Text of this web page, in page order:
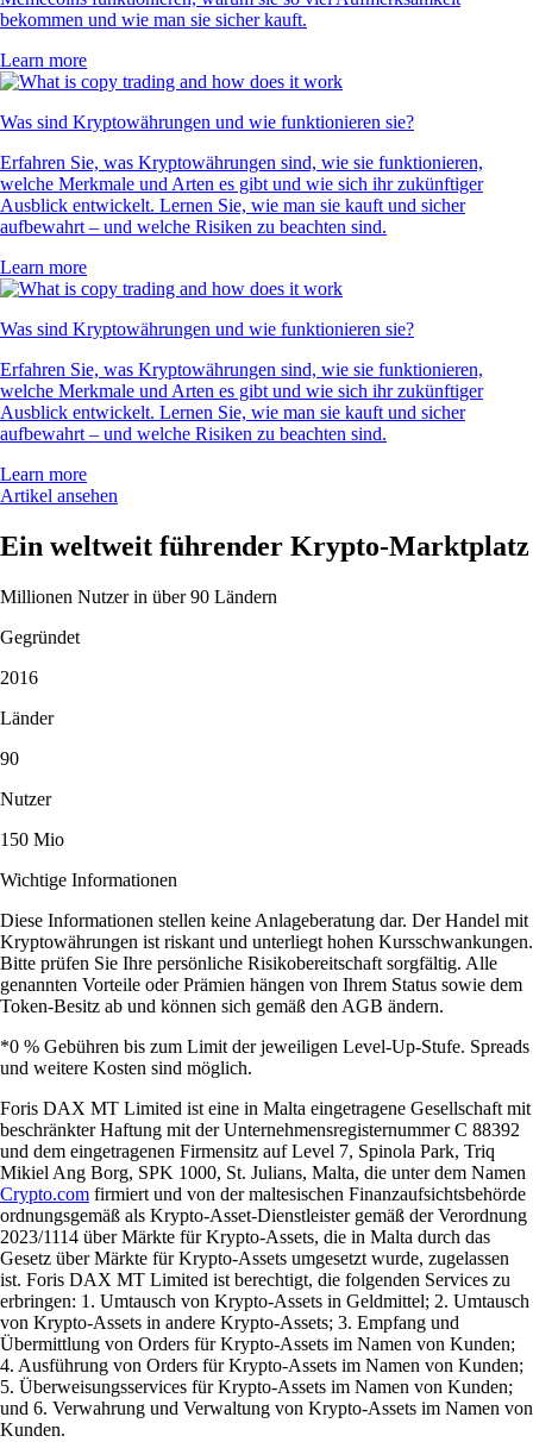
bekommen und wie man sie sicher kauft.
Learn more
Was sind Kryptowährungen und wie funktionieren sie?
Erfahren Sie, was Kryptowährungen sind, wie sie funktionieren,
welche Merkmale und Arten es gibt und wie sich ihr zukünftiger
Ausblick entwickelt. Lernen Sie, wie man sie kauft und sicher
aufbewahrt – und welche Risiken zu beachten sind.
Learn more
Was sind Kryptowährungen und wie funktionieren sie?
Erfahren Sie, was Kryptowährungen sind, wie sie funktionieren,
welche Merkmale und Arten es gibt und wie sich ihr zukünftiger
Ausblick entwickelt. Lernen Sie, wie man sie kauft und sicher
aufbewahrt – und welche Risiken zu beachten sind.
Learn more
Artikel ansehen
Ein weltweit führender Krypto-Marktplatz
Millionen Nutzer in über 90 Ländern
Gegründet
2016
Länder
90
Nutzer
150 Mio
Wichtige Informationen
Diese Informationen stellen keine Anlageberatung dar. Der Handel mit
Kryptowährungen ist riskant und unterliegt hohen Kursschwankungen.
Bitte prüfen Sie Ihre persönliche Risikobereitschaft sorgfältig. Alle
genannten Vorteile oder Prämien hängen von Ihrem Status sowie dem
Token-Besitz ab und können sich gemäß den AGB ändern.
*0 % Gebühren bis zum Limit der jeweiligen Level-Up-Stufe. Spreads
und weitere Kosten sind möglich.
Foris DAX MT Limited ist eine in Malta eingetragene Gesellschaft mit
beschränkter Haftung mit der Unternehmensregisternummer C 88392
und dem eingetragenen Firmensitz auf Level 7, Spinola Park, Triq
Mikiel Ang Borg, SPK 1000, St. Julians, Malta, die unter dem Namen
Crypto.com firmiert und von der maltesischen Finanzaufsichtsbehörde
ordnungsgemäß als Krypto-Asset-Dienstleister gemäß der Verordnung
2023/1114 über Märkte für Krypto-Assets, die in Malta durch das
Gesetz über Märkte für Krypto-Assets umgesetzt wurde, zugelassen
ist. Foris DAX MT Limited ist berechtigt, die folgenden Services zu
erbringen: 1. Umtausch von Krypto-Assets in Geldmittel; 2. Umtausch
von Krypto-Assets in andere Krypto-Assets; 3. Empfang und
Übermittlung von Orders für Krypto-Assets im Namen von Kunden;
4. Ausführung von Orders für Krypto-Assets im Namen von Kunden;
5. Überweisungsservices für Krypto-Assets im Namen von Kunden;
und 6. Verwahrung und Verwaltung von Krypto-Assets im Namen von
Kunden.